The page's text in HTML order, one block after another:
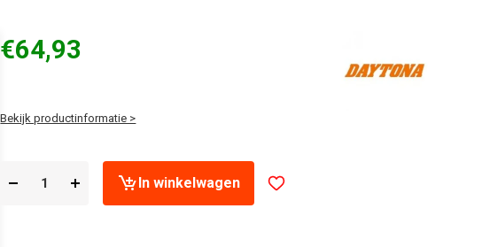
€64,93
Bekijk productinformatie >
In winkelwagen